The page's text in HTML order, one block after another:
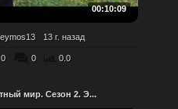
00:10:09
13 г. назад
0 0 0.0
мир. Сезон 2. Э...